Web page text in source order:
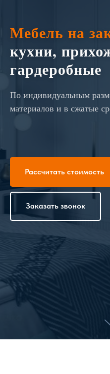
Мебель на
кухни,
гардеробные
По индивидуальным
материалов и в сжатые
Рассчитать стоимость
Заказать звонок